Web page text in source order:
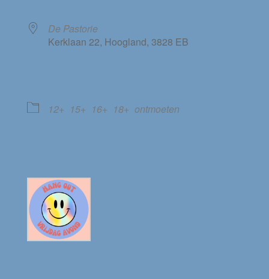
De Pastorie
Kerklaan 22, Hoogland, 3828 EB
12+ 15+ 16+ 18+ ontmoeten